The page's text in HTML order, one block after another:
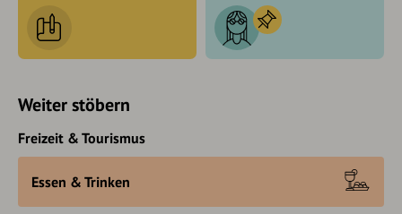
Weiter stöbern
Freizeit & Tourismus
Essen & Trinken